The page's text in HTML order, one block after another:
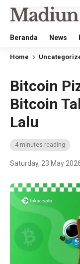
Beranda News
Home
Bitcoin
Bitcoin
Lalu
4 minutes reading
Saturday, 23 May